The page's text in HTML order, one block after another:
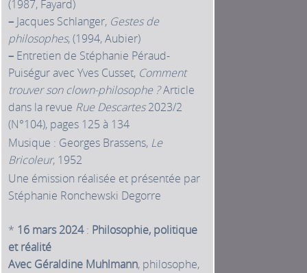
(1987, Fayard)
– Jacques Schlanger, Gestes de
philosophes, (1994, Aubier)
– Entretien de Stéphanie Péraud-
Puiségur avec Yves Cusset, Comment
trouver son clown-philosophe ?Article
dans la revue Rue Descartes2023/2
(N°104), pages 125 à 134
Musique : Georges Brassens, Le
Bricoleur, 1952
Une émission réalisée et présentée par
Stéphanie Ronchewski Degorre
* 16 mars 2024: Philosophie, politique
et réalité
Avec Géraldine Muhlmann, philosophe,